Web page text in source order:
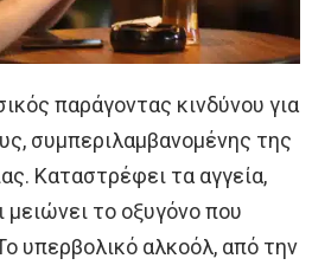
παράγοντας κινδύνου για
συμπεριλαμβανομένης της
Καταστρέφει τα αγγεία,
μειώνει το οξυγόνο που
υπερβολικό αλκοόλ, από την